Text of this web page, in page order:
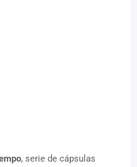
, serie de cápsulas